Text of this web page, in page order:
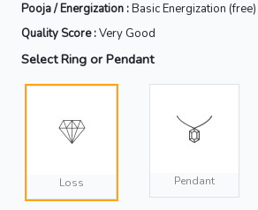
Pooja / Energization :Basic Energization (free)
Quality Score :Very Good
Select Ring or Pendant
Loss Pendant